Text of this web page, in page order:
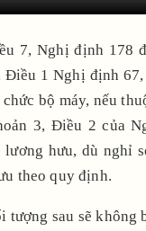
7, Nghị định 178
Điều 1 Nghị định
bộ máy, nếu
3, Điều 2 của
hưu, dù nghỉ
theo quy định.
tượng sau sẽ